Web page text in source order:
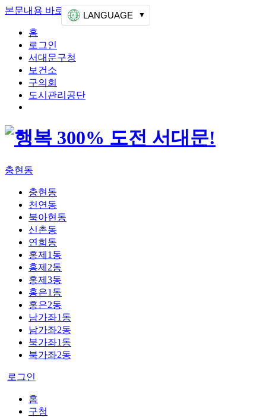
본문내용 바로가기 상단메뉴 가기
홈
로그인
서대문구청
보건소
구의회
도시관리공단
충현동
충현동
천연동
북아현동
신촌동
연희동
홍제1동
홍제2동
홍제3동
홍은1동
홍은2동
남가좌1동
남가좌2동
북가좌1동
북가좌2동
로그인
LANGUAGE
홈
구청